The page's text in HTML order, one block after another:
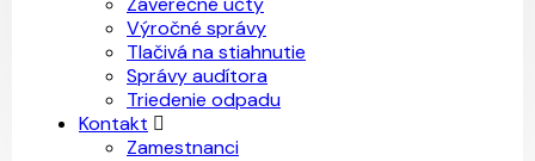
Výročné správy
Tlačivá na stiahnutie
Správy audítora
Triedenie odpadu
Kontakt
Zamestnanci